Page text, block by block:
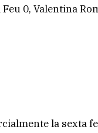
0, Valentina
la sexta